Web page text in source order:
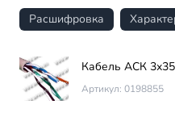
Расшифровка
Кабель АСК 3х35
Артикул: 0198855